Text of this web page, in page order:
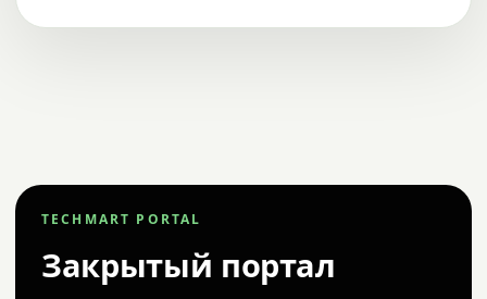
TECHMART PORTAL
Закрытый портал